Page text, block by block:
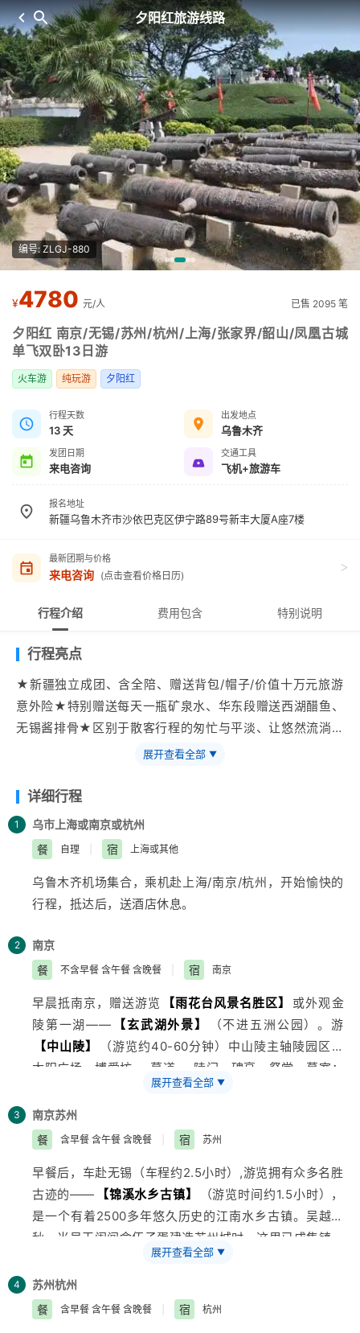
夕阳红旅游线路
编号: ZLGJ-880
¥4780 元/人 已售 2095 笔
夕阳红 南京/无锡/苏州/杭州/上海/张家界/韶山/凤凰古城
单飞双卧13日游
火车游 纯玩游 夕阳红
行程天数
13 天
出发地点
乌鲁木齐
发团日期
来电咨询
交通工具
飞机+旅游车
报名地址
新疆乌鲁木齐市沙依巴克区伊宁路89号新丰大厦A座7楼
最新团期与价格
来电咨询 (点击查看价格日历)
>
行程介绍 费用包含 特别说明
行程亮点
★新疆独立成团、含全陪、赠送背包/帽子/价值十万元旅游
意外险★特别赠送每天一瓶矿泉水、华东段赠送西湖醋鱼、
无锡酱排骨★区别于散客行程的匆忙与平淡、让悠然流淌在
山水之间★欣赏大型民族风情演艺——烟雨张家界（赠送价
展开查看全部 ▼
详细行程
1 乌市 上海或南京或杭州
餐
自理 宿 上海或其他
乌鲁木齐机场集合，乘机赴 上海/南京/杭州，开始愉快的
行程，抵达后，送酒店休息。
2
南京
餐
不含早餐 含午餐 含晚餐 宿 南京
早晨抵南京，赠送游览 【雨花台风景名胜区】
或外观金
陵第一湖——
【玄武湖外景】
（不进五洲公园）。游
【中山陵】
（游览约40-60分钟）中山陵主轴陵园区：
太阳广场—博爱坊---墓道---陵门—碑亭—祭堂—墓室；
商业街自由活动时间约为1-2.5小时（自费
品尝小吃），观秦淮风光、文德桥、乌衣巷。
展开查看全部 ▼
3 南京苏州
餐
含早餐 含午餐 含晚餐 宿 苏州
早餐后，车赴无锡（车程约2.5小时）,游览拥有众多名胜
古迹的——
【锦溪水乡古镇】
（游览时间约1.5小时），
是一个有着2500多年悠久历史的江南水乡古镇。吴越春
秋，当吴王阖闾命伍子胥建造苏州城时，这里已成集镇，
初显兴盛。它依然保持着淳朴的江南水乡风貌，若隐若现
的陈妃水冢，风铃悦耳的文昌古阁，蛟龙卧波的十眼长
桥，使淀山湖畔的这颗明珠更加璀璨夺目。车赴苏州，游
览苏州代表园林--
【定园】（游览时间约为1.5小时）晚
展开查看全部 ▼
4 苏州杭州
餐
含早餐 含午餐 含晚餐 宿 杭州